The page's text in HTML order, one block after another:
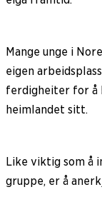
Mange unge i
eigen
ferdigheiter for å
heimlandet sitt.
Like viktig som å
gruppe, er å